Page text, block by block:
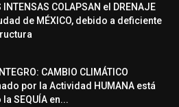
INTENSAS COLAPSAN el DRENAJE
de MÉXICO, debido a deficiente
CAMBIO CLIMÁTICO
por la Actividad HUMANA está
SEQUÍA en...